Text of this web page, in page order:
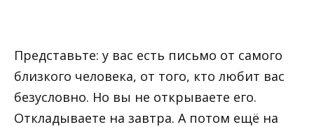
Представьте: у вас есть письмо от самого
близкого человека, от того, кто любит вас
безусловно. Но вы не открываете его.
Откладываете на завтра. А потом ещё на